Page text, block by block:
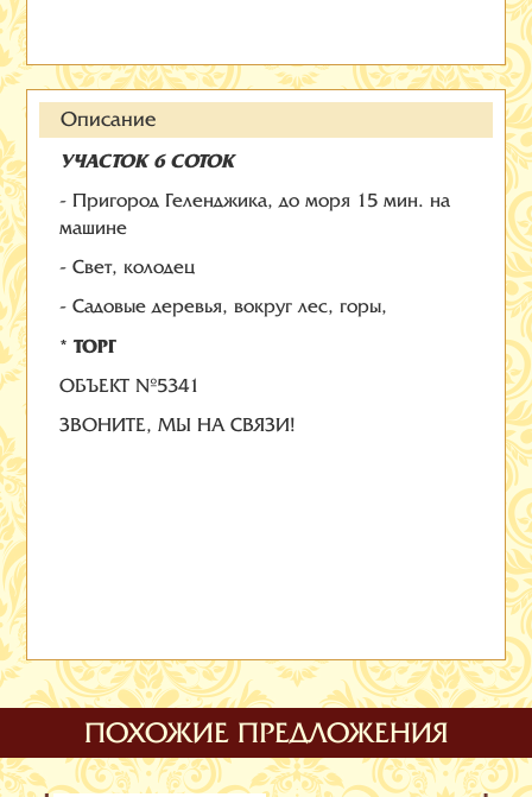
Описание
УЧАСТОК 6 СОТОК
- Пригород Геленджика, до моря 15 мин. на
машине
- Свет, колодец
- Садовые деревья, вокруг лес, горы,
* ТОРГ
ОБЪЕКТ №5341
ЗВОНИТЕ, МЫ НА СВЯЗИ!
ПОХОЖИЕ ПРЕДЛОЖЕНИЯ